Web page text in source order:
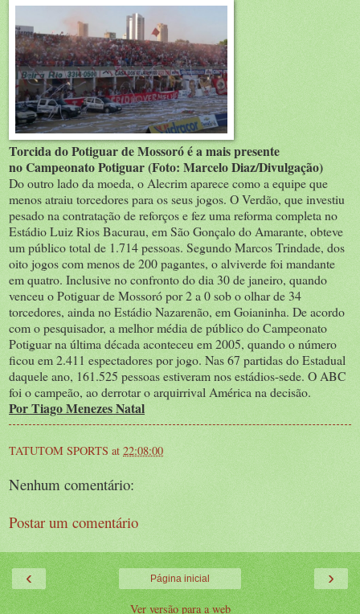
Torcida do Potiguar de Mossoró é a mais presente
no Campeonato Potiguar (Foto: Marcelo Diaz/Divulgação)
Do outro lado da moeda, o Alecrim aparece como a equipe que
menos atraiu torcedores para os seus jogos. O Verdão, que investiu
pesado na contratação de reforços e fez uma reforma completa no
Estádio Luiz Rios Bacurau, em São Gonçalo do Amarante, obteve
um público total de 1.714 pessoas. Segundo Marcos Trindade, dos
oito jogos com menos de 200 pagantes, o alviverde foi mandante
em quatro. Inclusive no confronto do dia 30 de janeiro, quando
venceu o Potiguar de Mossoró por 2 a 0 sob o olhar de 34
torcedores, ainda no Estádio Nazarenão, em Goianinha. De acordo
com o pesquisador, a melhor média de público do Campeonato
Potiguar na última década aconteceu em 2005, quando o número
ficou em 2.411 espectadores por jogo. Nas 67 partidas do Estadual
daquele ano, 161.525 pessoas estiveram nos estádios-sede. O ABC
foi o campeão, ao derrotar o arquirrival América na decisão.
PorTiago MenezesNatal
TATUTOM SPORTS at 22:08:00
Nenhum comentário:
Postar um comentário
‹ ›
Página inicial
Ver versão para a web